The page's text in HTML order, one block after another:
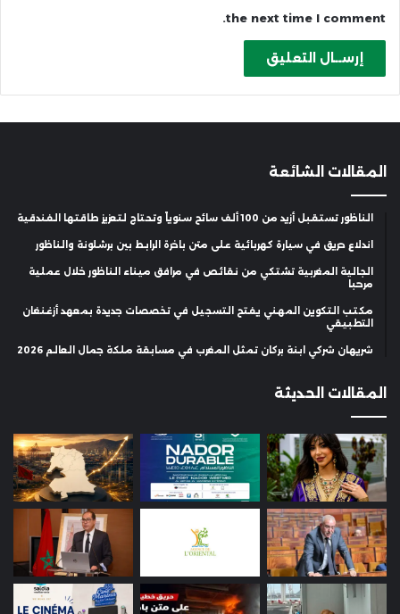
the next time I comment.
المقالات الشائعة
الناظور تستقبل أزيد من 100 ألف سائح سنوياً وتحتاج لتعزيز طاقتها الفندقية
اندلاع حريق في سيارة كهربائية على متن باخرة الرابط بين برشلونة والناظور
الجالية المغربية تشتكي من نقائص في مرافق ميناء الناظور خلال عملية
مرحبا
مكتب التكوين المهني يفتح التسجيل في تخصصات جديدة بمعهد أزغنغان
التطبيقي
شريهان شركي ابنة بركان تمثل المغرب في مسابقة ملكة جمال العالم 2026
المقالات الحديثة